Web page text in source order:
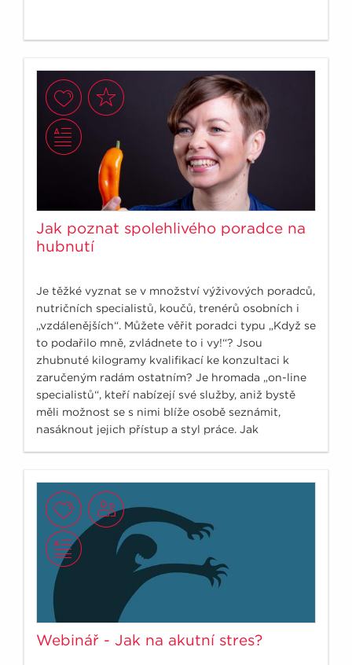
Jak poznat spolehlivého poradce na
hubnutí
Je těžké vyznat se v množství výživových poradců,
nutričních specialistů, koučů, trenérů osobních i
„vzdálenějších“. Můžete věřit poradci typu „Když se
to podařilo mně, zvládnete to i vy!“? Jsou
zhubnuté kilogramy kvalifikací ke konzultaci k
zaručeným radám ostatním? Je hromada „on-line
specialistů“, kteří nabízejí své služby, aniž bystě
měli možnost se s nimi blíže osobě seznámit,
nasáknout jejich přístup a styl práce. Jak
Webinář - Jak na akutní stres?